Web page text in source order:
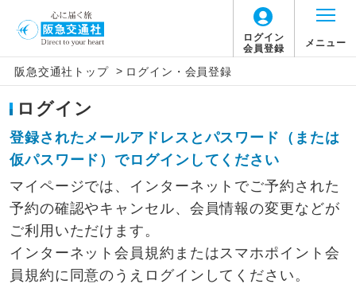
ログイン
会員登録
メニュー
阪急交通社トップ > ログイン・会員登録
ログイン
登録されたメールアドレスとパスワード（または
仮パスワード）でログインしてください
マイページでは、インターネットでご予約された
予約の確認やキャンセル、会員情報の変更などが
ご利用いただけます。
インターネット会員規約またはスマホポイント会
員規約に同意のうえログインしてください。